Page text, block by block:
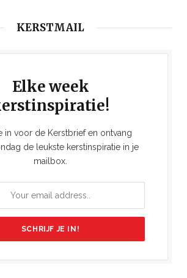
KERSTMAIL
Elke week
in voor de Kerstbrief en ontvang
de leukste kerstinspiratie in je
mailbox.